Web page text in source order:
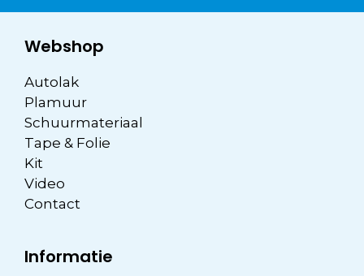
Webshop
Autolak
Plamuur
Schuurmateriaal
Tape & Folie
Kit
Video
Contact
Informatie